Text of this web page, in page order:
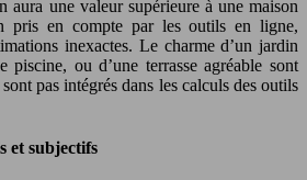
aura une valeur supérieure à une maison
pris en compte par les outils en ligne,
inexactes. Le charme d’un jardin
piscine, ou d’une terrasse agréable sont
pas intégrés dans les calculs des outils
et subjectifs